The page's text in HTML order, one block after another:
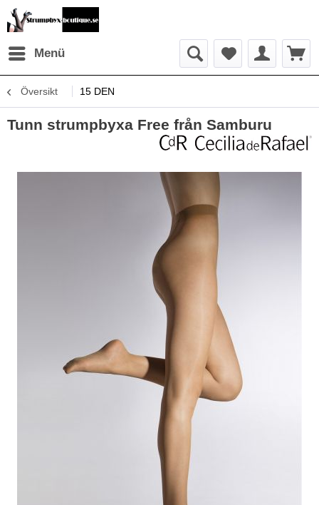
Menü
Översikt 15 DEN
Tunn strumpbyxa Free från Samburu